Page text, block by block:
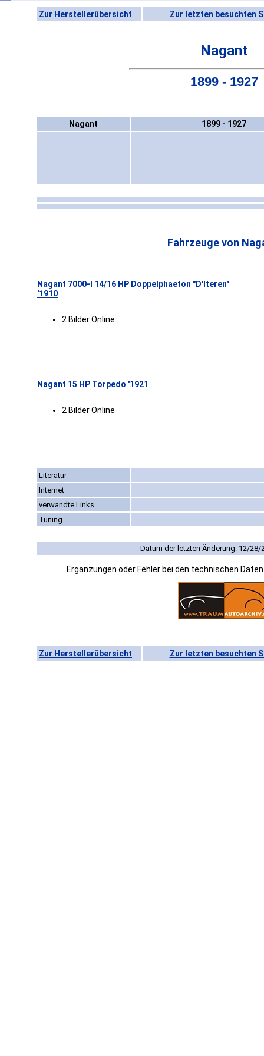
Zur Herstellerübersicht Zur letzten besuchten
Nagant
1899 - 1927
Nagant 1899 - 1927
Fahrzeuge von
Nagant 7000-I 14/16 HP Doppelphaeton "D'Iteren"
'1910
2 Bilder Online
Nagant 15 HP Torpedo '1921
2 Bilder Online
Literatur
Internet
verwandte Links
Tuning
Datum der letzten Änderung: 12/28/
Ergänzungen oder Fehler bei den technischen
Zur Herstellerübersicht Zur letzten besuchten